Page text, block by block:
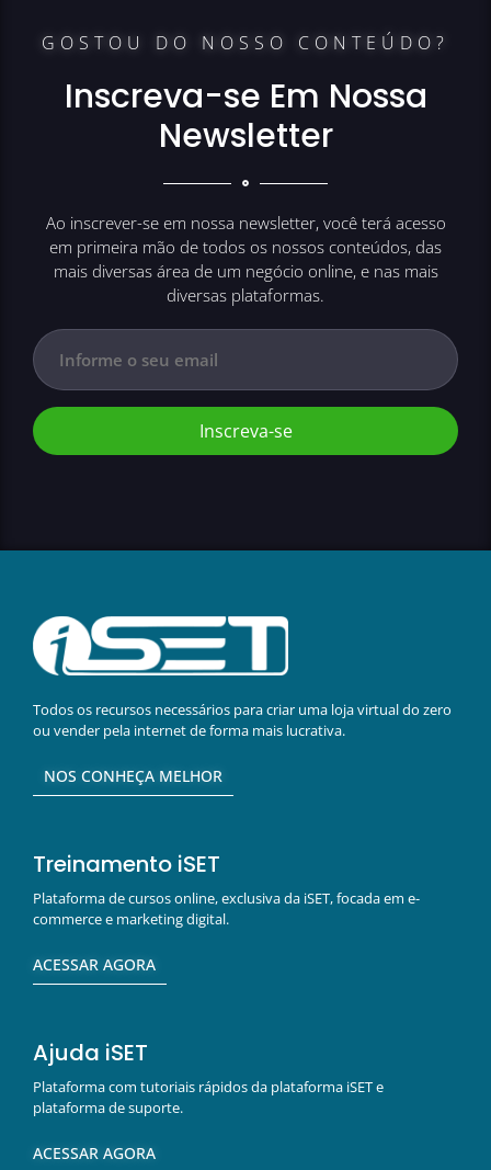
GOSTOU DO NOSSO CONTEÚDO?
Inscreva-se Em Nossa
Newsletter
Ao inscrever-se em nossa newsletter, você terá acesso
em primeira mão de todos os nossos conteúdos, das
mais diversas área de um negócio online, e nas mais
diversas plataformas.
Inscreva-se
Todos os recursos necessários para criar uma loja virtual do zero
ou vender pela internet de forma mais lucrativa.
NOS CONHEÇA MELHOR
Treinamento iSET
Plataforma de cursos online, exclusiva da iSET, focada em e-
commerce e marketing digital.
ACESSAR AGORA
Ajuda iSET
Plataforma com tutoriais rápidos da plataforma iSET e
plataforma de suporte.
ACESSAR AGORA